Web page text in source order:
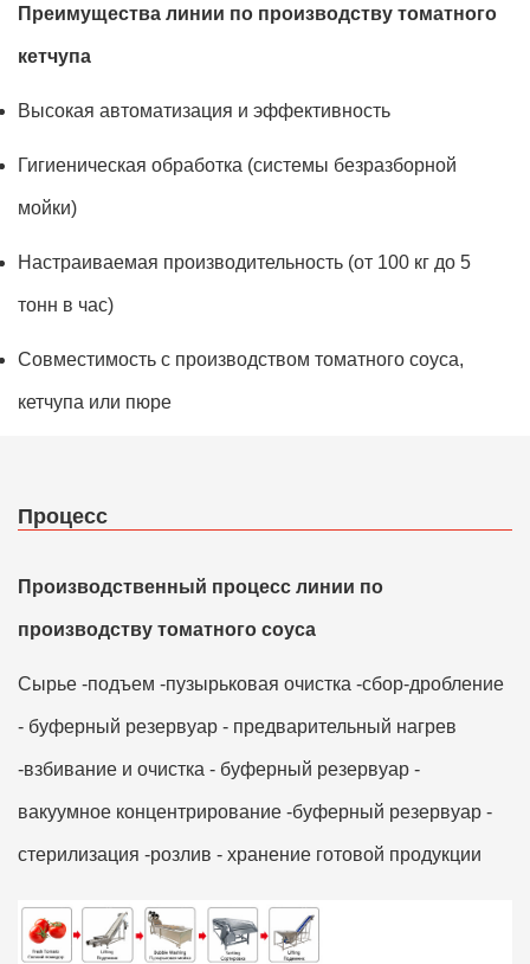
Преимущества линии по производству томатного
кетчупа
Высокая автоматизация и эффективность
Гигиеническая обработка (системы безразборной
мойки)
Настраиваемая производительность (от 100 кг до 5
тонн в час)
Совместимость с производством томатного соуса,
кетчупа или пюре
Процесс
Производственный процесс линии по
производству томатного соуса
Сырье -подъем -пузырьковая очистка -сбор-дробление
- буферный резервуар - предварительный нагрев
-взбивание и очистка - буферный резервуар -
вакуумное концентрирование -буферный резервуар -
стерилизация -розлив - хранение готовой продукции